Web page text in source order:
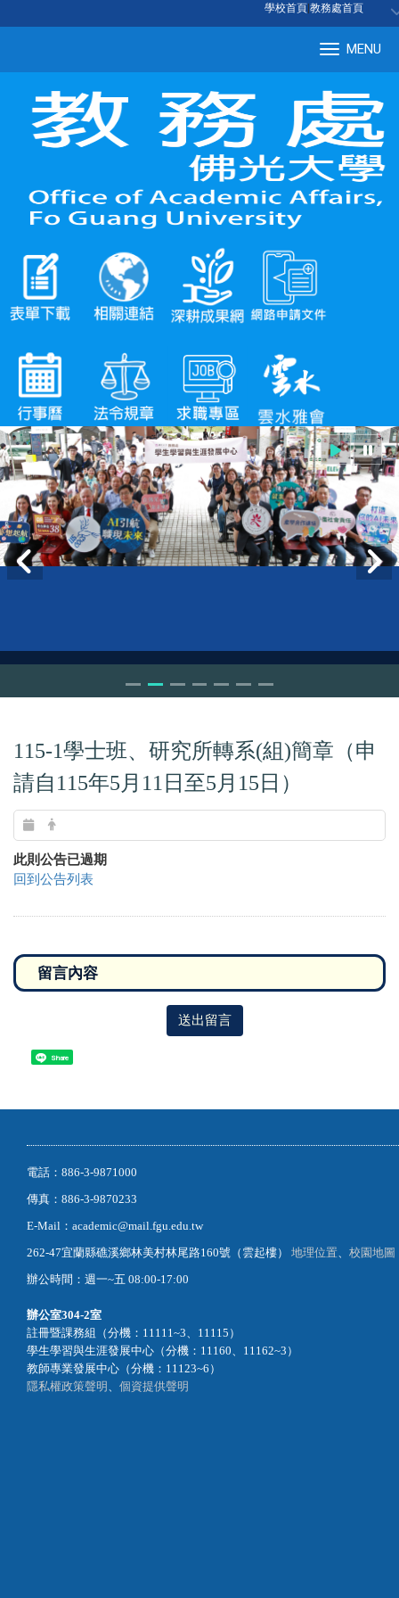
學校首頁 教務處首頁
MENU
115-1學士班、研究所轉系(組)簡章（申
請自115年5月11日至5月15日）
此則公告已過期
回到公告列表
送出留言
Share
電話：886-3-9871000
傳真：886-3-9870233
E-Mail：academic@mail.fgu.edu.tw
262-47宜蘭縣礁溪鄉林美村林尾路160號（雲起樓） 地理位置
校園地圖
辦公時間：週一~五 08:00-17:00
辦公室304-2室
註冊暨課務組（分機：11111~3、11115）
學生學習與生涯發展中心（分機：11160、11162~3）
教師專業發展中心（分機：11123~6）
隱私權政策聲明
個資提供聲明